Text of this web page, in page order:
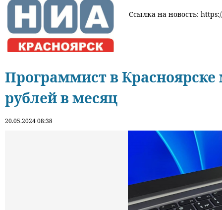
Ссылка на новость:
Программист в
рублей в месяц
20.05.2024 08:38